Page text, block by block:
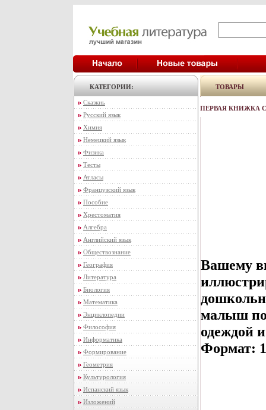
КАТЕГОРИИ:
Сказкиь
Русский язык
Химия
Немецкий язык
Физика
Тесты
Атласы
Французский язык
Пособие
Хрестоматия
Алгебра
Английский язык
Обществознание
География
Литература
Биология
Математика
Энциклопедии
Философия
Информатика
Формирование
Геометрия
Культурология
Испанский язык
Изложений
ТОВАРЫ
ПЕРВАЯ КНИЖКА
Вашему
малыш
одеждой
Формат: